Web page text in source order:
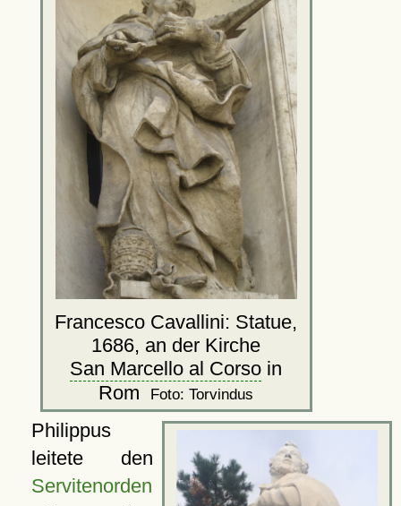
Francesco Cavallini: Statue,
1686, an der Kirche
San Marcello al Corso in
Rom
Foto: Torvindus
Philippus
leitete den
Servitenorden